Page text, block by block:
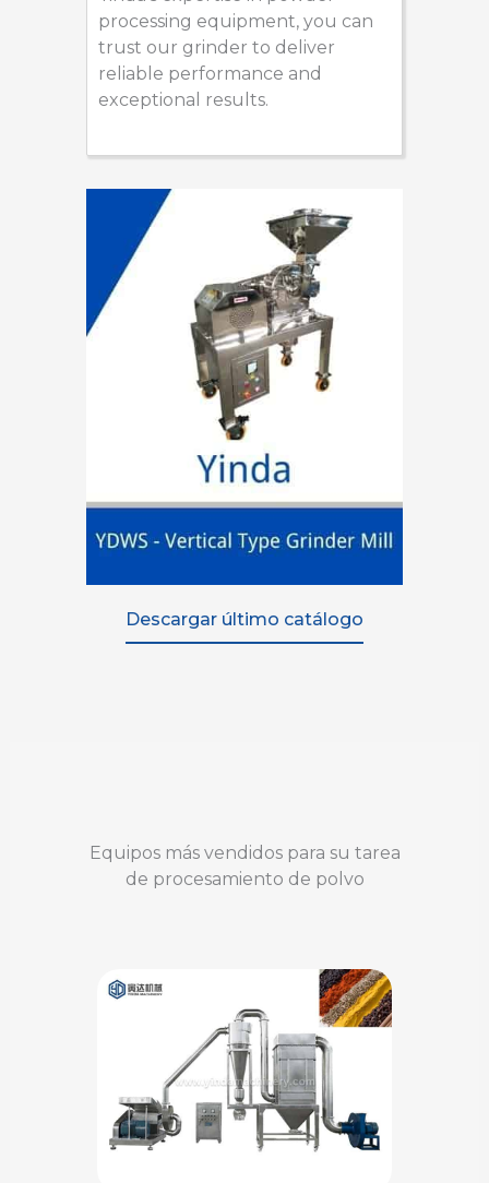
processing equipment, you can
trust our grinder to deliver
reliable performance and
exceptional results.
Descargar último catálogo
Equipos más vendidos para su tarea
de procesamiento de polvo